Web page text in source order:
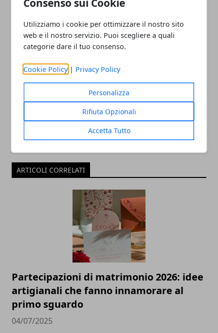
Utilizziamo i cookie per ottimizzare il nostro sito
web e il nostro servizio. Puoi scegliere a quali
categorie dare il tuo consenso.
Cookie Policy | Privacy Policy
Personalizza
Rifiuta Opzionali
Accetta Tutto
ARTICOLI CORRELATI
Partecipazioni di matrimonio 2026: idee
artigianali che fanno innamorare al
primo sguardo
04/07/2025